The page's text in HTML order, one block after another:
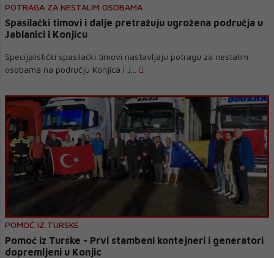
POTRAGA ZA NESTALIM OSOBAMA
Spasilački timovi i dalje pretražuju ugrožena područja u
Jablanici i Konjicu
Specijalistički spasilački timovi nastavljaju potragu za nestalim
osobama na području Konjica i J...
POMOĆ IZ TURSKE
Pomoć iz Turske - Prvi stambeni kontejneri i generatori
dopremljeni u Konjic